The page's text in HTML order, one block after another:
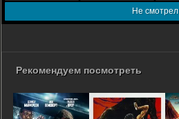
Не смотрел
Рекомендуем посмотреть